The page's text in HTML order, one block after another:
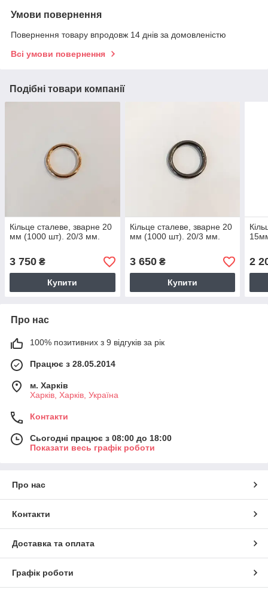
Умови повернення
Повернення товару впродовж 14 днів за домовленістю
Всі умови повернення
Подібні товари компанії
Кільце сталеве, зварне 20
мм (1000 шт). 20/3 мм.
3 750 ₴
Купити
Кільце сталеве, зварне 20
мм (1000 шт). 20/3 мм.
3 650₴
Купити
2
Про нас
100% позитивних з 9 відгуків за рік
Працює з 28.05.2014
м. Харків
Харків, Харків, Україна
Контакти
Сьогодні працює з 08:00 до 18:00
Показати весь графік роботи
Про нас
Контакти
Доставка та оплата
Графік роботи